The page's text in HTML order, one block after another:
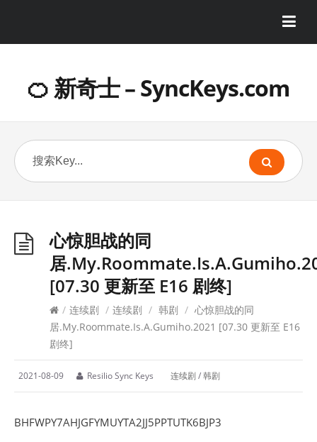
🍊 新奇士 – SyncKeys.com
心惊胆战的同
居
[07.30 更新至 E16 剧终]
/ 连续剧 / 连续剧 / 韩剧 / 心惊胆战的同
居.My.Roommate.Is.A.Gumiho.2021 [07.30 更新至 E16
剧终]
2021-08-09 Resilio Sync Keys 连续剧/韩剧
BHFWPY7AHJGFYMUYTA2JJ5PPTUTK6BJP3